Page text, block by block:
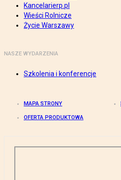
Kancelarierp.pl
Wieści Rolnicze
Życie Warszawy
NASZE WYDARZENIA
Szkolenia i konferencje
MAPA STRONY
OFERTA PRODUKTOWA